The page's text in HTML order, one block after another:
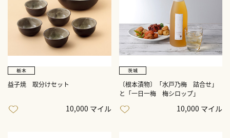
益子焼 取分けセット
10,000 マイル
〔根本漬物〕「水戸乃梅 詰合せ」
と「一日一梅 梅シロップ」
10,000 マイル